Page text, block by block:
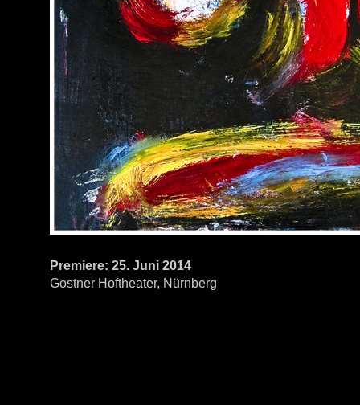
Premiere: 25. Juni 2014
Gostner Hoftheater, Nürnberg